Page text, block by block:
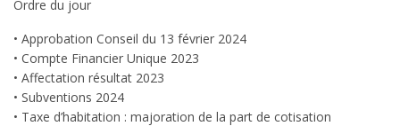
Ordre du jour
• Approbation Conseil du 13 février 2024
• Compte Financier Unique 2023
• Affectation résultat 2023
• Subventions 2024
• Taxe d’habitation : majoration de la part de cotisation